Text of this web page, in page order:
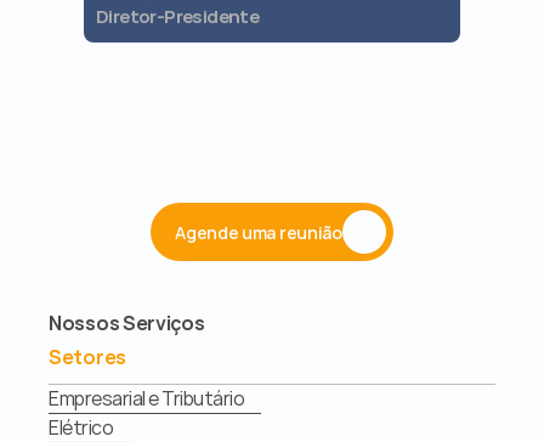
Diretor-Presidente
Agende uma reunião
Nossos Serviços
Setores
Empresarial e Tributário
Elétrico